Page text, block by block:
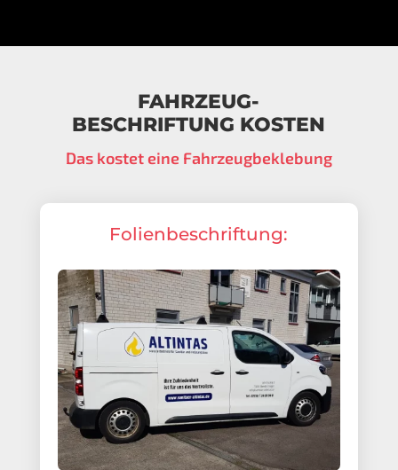
FAHRZEUG-
BESCHRIFTUNG KOSTEN
Das kostet eine Fahrzeugbeklebung
Folienbeschriftung: